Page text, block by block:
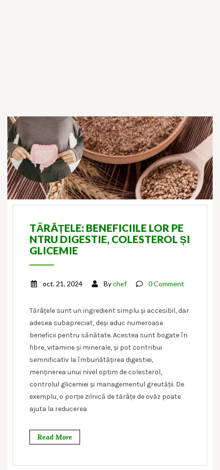
TĂRÂȚELE: BENEFICIILE LOR PE
NTRU DIGESTIE, COLESTEROL ȘI
GLICEMIE
oct. 21, 2024 Bychef 0 Comment
Tărâțele sunt un ingredient simplu și accesibil, dar
adesea subapreciat, deși aduc numeroase
beneficii pentru sănătate. Acestea sunt bogate în
fibre, vitamine și minerale, și pot contribui
semnificativ la îmbunătățirea digestiei,
menținerea unui nivel optim de colesterol,
controlul glicemiei și managementul greutății. De
exemplu, o porție zilnică de tărâțe de ovăz poate
ajuta la reducerea
Read More